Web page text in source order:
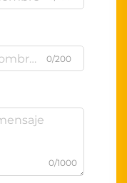
0/200
0/1000